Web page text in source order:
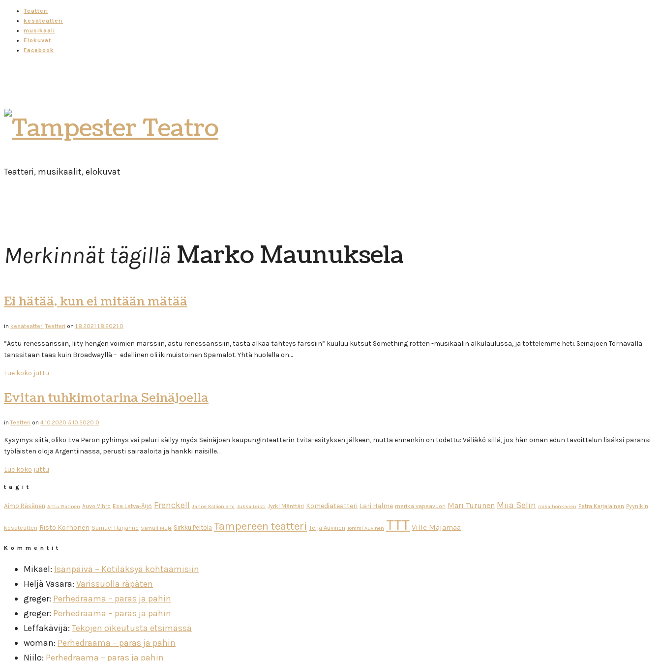
Teatteri
kesäteatteri
musikaali
Elokuvat
Facebook
Tampester
Teatro
Teatteri, musikaalit, elokuvat
Merkinnät tägillä Marko Maunuksela
Ei hätää, kun ei mitään mätää
in kesäteatteri Teatteri on 1.8.2021 1.8.2021 0
”Astu renessanssiin, liity hengen voimien marssiin, astu renessanssiin, tästä alkaa tähteys farssiin” kuuluu kutsut Something rotten -musikaalin alkulaulussa, ja tottelemme heti. Seinäjoen Törnävällä
tanssitaan taas kuin Broadwayllä – edellinen oli ikimuistoinen Spamalot. Yhtä huolella on…
Lue koko juttu
Evitan tuhkimotarina Seinäjoella
inTeatteri on 4.10.2020 5.10.2020 0
Kysymys siitä, oliko Eva Peron pyhimys vai peluri säilyy myös Seinäjoen kaupunginteatterin Evita-esityksen jälkeen, mutta ennenkin on todettu: Väliäkö sillä, jos hän oman edun tavoittelun lisäksi paransi
työläisten oloja Argentiinassa, perusti sairaaloita ja hankki naisille…
Lue koko juttu
tägit
Aimo Räsänen Arttu Ratinen Auvo Vihro Esa Latva-Äijö Frenckell Janne Kallioniemi Jukka Leisti Jyrki Mänttäri Komediateatteri Lari Halme marika vapaavuori Mari Turunen Miia Selin mika honkanen Petra Karjalainen Pyynikin
kesäteatteri Risto Korhonen Samuel Harjanne Samuli Muje Sirkku Peltola Tampereen teatteri Teija Auvinen Tommi Auvinen TTT Ville Majamaa
Kommentit
Mikael: Isänpäivä – Kotiläksyä kohtaamisiin
Heljä Vasara: Varissuolla räpäten
greger: Perhedraama – paras ja pahin
greger: Perhedraama – paras ja pahin
Leffakävijä: Tekojen oikeutusta etsimässä
woman: Perhedraama – paras ja pahin
Niilo: Perhedraama – paras ja pahin